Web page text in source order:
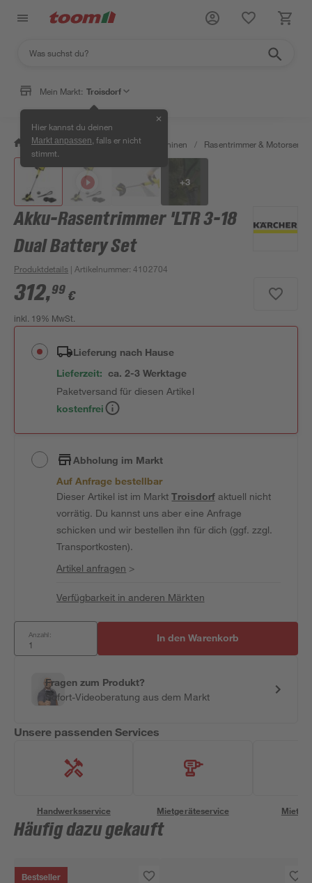
Mein Markt: Troisdorf
Hier kannst du deinen
Markt anpassen , falls er nicht
stimmt.
✕
/ Garten & Freizeit / Gartenmaschinen / Rasentrimmer &
+3
Akku-Rasentrimmer 'LTR 3-18
Dual Battery Set
Produktdetails | Artikelnummer:4102704
312,99 €
inkl. 19% MwSt.
Lieferung nach Hause
Lieferzeit: ca. 2-3 Werktage
Paketversand für diesen Artikel
kostenfrei
Abholung im Markt
Auf Anfrage bestellbar
Dieser Artikel ist im MarktTroisdorfaktuell nicht
vorrätig. Du kannst uns aber eine Anfrage
schicken und wir bestellen ihn für dich (ggf. zzgl.
Transportkosten).
Artikel anfragen >
Verfügbarkeit in anderen Märkten
Anzahl: In den Warenkorb
Fragen zum Produkt?
Sofort-Videoberatung aus dem Markt
Unsere passenden Services
Handwerksservice Mietgeräteservice
Häufig dazu gekauft
Bestseller